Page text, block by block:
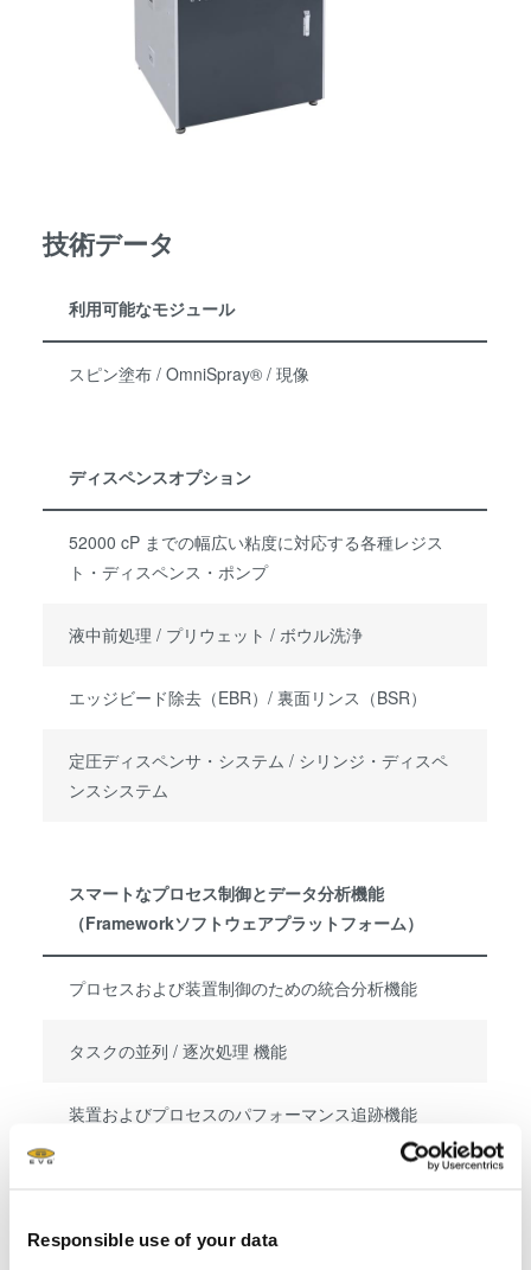
Responsible use of your data
技術データ
利用可能なモジュール
スピン塗布 / OmniSpray® / 現像
ディスペンスオプション
52000 cP までの幅広い粘度に対応する各種レジス
ト・ディスペンス・ポンプ
液中前処理 / プリウェット / ボウル洗浄
エッジビード除去（EBR）/ 裏面リンス（BSR）
定圧ディスペンサ・システム / シリンジ・ディスペ
ンスシステム
スマートなプロセス制御とデータ分析機能
（Frameworkソフトウェアプラットフォーム）
プロセスおよび装置制御のための統合分析機能
タスクの並列 / 逐次処理 機能
装置およびプロセスのパフォーマンス追跡機能
事象およびアラームの分析 / スマートなメンテナン